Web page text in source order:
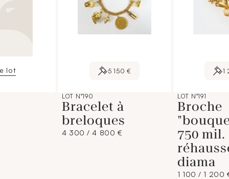
lot 5 150 €
LOT N°190
Bracelet à
breloques
4 300 / 4 800 €
1
LOT N°191
Broche
750 mil.
diama
1 100 / 1 200